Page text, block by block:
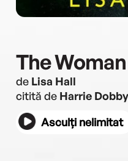
The
de Lisa Hall
citită de Harrie Dobby
Asculți nelimitat